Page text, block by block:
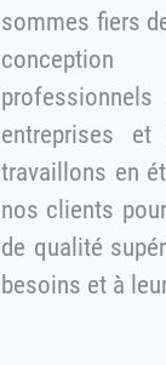
sommes fiers
conception de
entreprises et les particuliers. Nous
travaillons en
nos clients pour leur offrir une solution
de qualité supérieure qui
besoins et à